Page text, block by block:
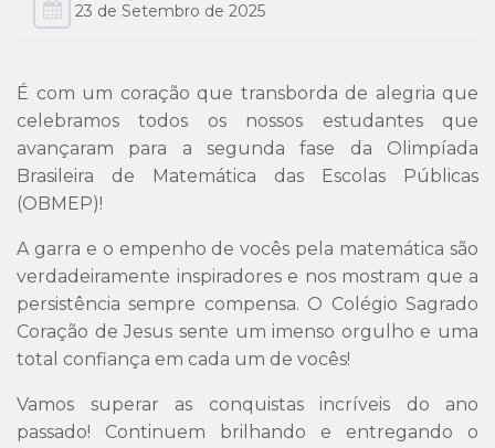
23 de Setembro de 2025
É com um coração que transborda de alegria que
celebramos todos os nossos estudantes que
avançaram para a segunda fase da Olimpíada
Brasileira de Matemática das Escolas Públicas
(OBMEP)!
A garra e o empenho de vocês pela matemática são
verdadeiramente inspiradores e nos mostram que a
persistência sempre compensa. O Colégio Sagrado
Coração de Jesus sente um imenso orgulho e uma
total confiança em cada um de vocês!
Vamos superar as conquistas incríveis do ano
passado! Continuem brilhando e entregando o